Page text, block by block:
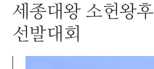
세종대왕 소헌왕후
선발대회